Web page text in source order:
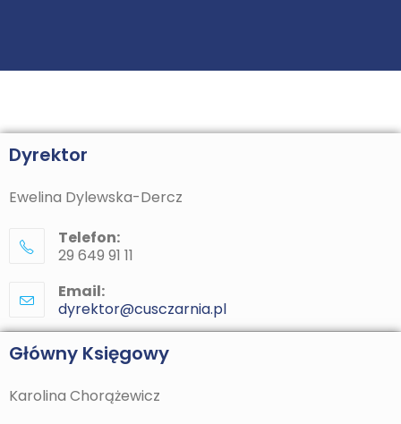
Dyrektor
Ewelina Dylewska-Dercz
Telefon:
29 649 91 11
Email:
dyrektor@cusczarnia.pl
Główny Księgowy
Karolina Chorążewicz